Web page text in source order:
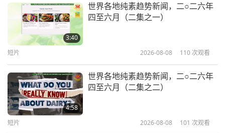
探索澳洲的天堂：豪勋爵岛
鲁文佐里山脉：非洲的月亮山（二集
3:40
世界各地纯素趋势新闻，二○二六年
四至六月（二集之一）
短片 2026-08-08 110 次观看
4:58
世界各地纯素趋势新闻，二○二六年
四至六月（二集之二）
短片 2026-08-08 101 次观看